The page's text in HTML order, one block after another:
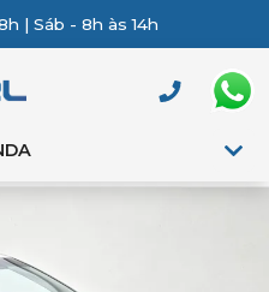
| Sáb - 8h às 14h